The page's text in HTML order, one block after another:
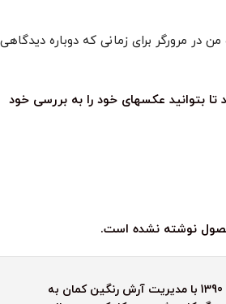
نوشته نشده است.
در مرورگر برای زمانی که دوباره دیدگاهی
بتوانید عکسهای خود را به بررسی خود
ابزار سازی معمار از سال 1390 با مدیریت آرش رنگین کمان به